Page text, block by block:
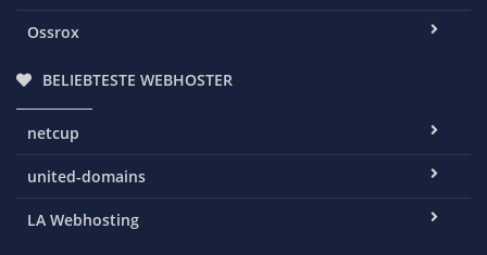
Ossrox
BELIEBTESTE WEBHOSTER
netcup
united-domains
LA Webhosting